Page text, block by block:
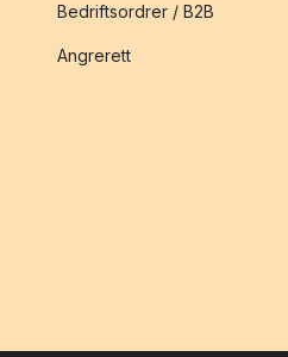
Bedriftsordrer / B2B
Angrerett